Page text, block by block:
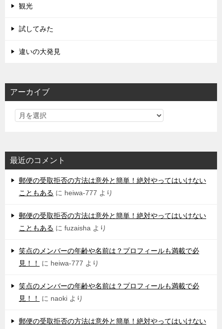
観光
試してみた
違いの大発見
アーカイブ
最近のコメント
郵便の受取拒否の方法は意外と簡単！絶対やってはいけない
こともある に heiwa-777 より
郵便の受取拒否の方法は意外と簡単！絶対やってはいけない
こともある に fuzaisha より
笑点のメンバーの年齢や名前は？プロフィールも満載で必
見！！
に heiwa-777 より
笑点のメンバーの年齢や名前は？プロフィールも満載で必
見！！
に naoki より
郵便の受取拒否の方法は意外と簡単！絶対やってはいけない